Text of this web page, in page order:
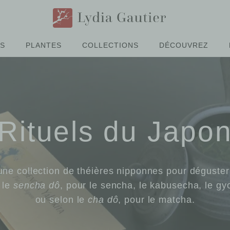
PLANTES COLLECTIONS DÉCOUVREZ
Rituels du Japon
collection de théières nipponnes pour
lesencha dô, pour le sencha, le kabusecha, le
ou selon lecha dô, pour le matcha.